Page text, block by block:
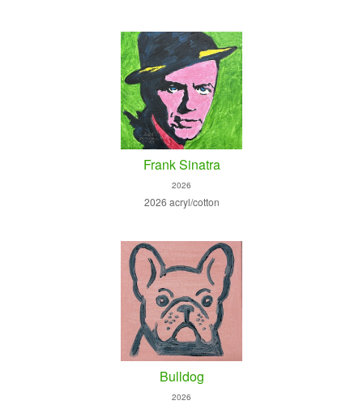
Frank Sinatra
2026
2026 acryl/cotton
Bulldog
2026